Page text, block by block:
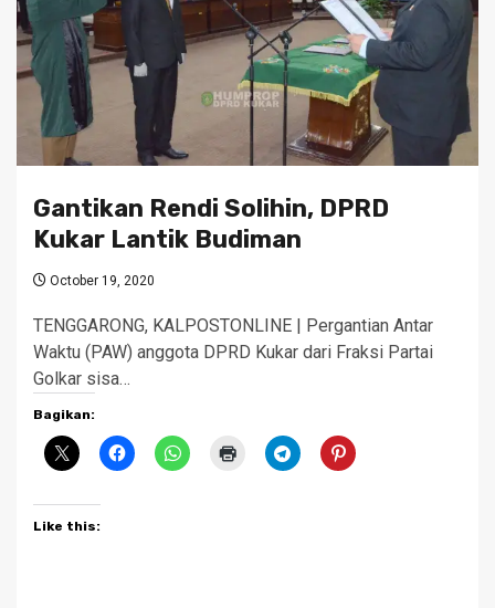
Gantikan Rendi Solihin, DPRD
Kukar Lantik Budiman
October 19, 2020
TENGGARONG, KALPOSTONLINE | Pergantian Antar
Waktu (PAW) anggota DPRD Kukar dari Fraksi Partai
Golkar sisa…
Bagikan:
Like this: